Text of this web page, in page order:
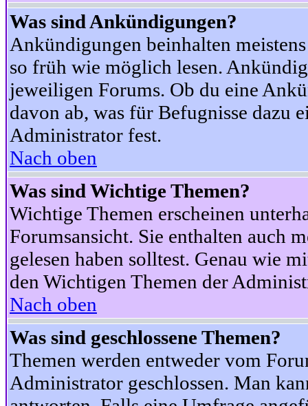
Was sind Ankündigungen?
Ankündigungen beinhalten
so früh wie möglich lesen.
jeweiligen Forums. Ob du eine
davon ab, was für Befugnisse dazu
Administrator fest.
Nach oben
Was sind Wichtige Themen?
Wichtige Themen erscheinen
Forumsansicht. Sie enthalten auch
gelesen haben solltest. Genau wie
den Wichtigen Themen der
Nach oben
Was sind geschlossene Themen?
Themen werden entweder vom
Administrator geschlossen. Man